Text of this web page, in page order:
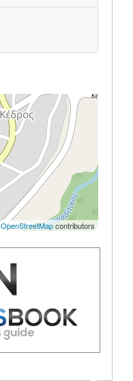
OpenStreetMapcontributors